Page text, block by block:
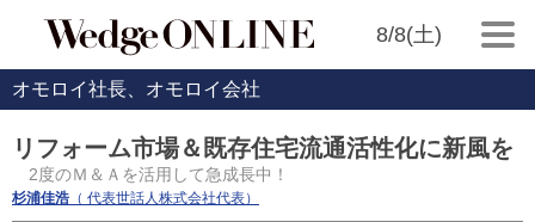
8/8(土)
オモロイ社長、オモロイ会社
リフォーム市場＆既存住宅流通活性化に新風を
2度のＭ＆Ａを活用して急成長中！
杉浦佳浩 （ 代表世話人株式会社代表）